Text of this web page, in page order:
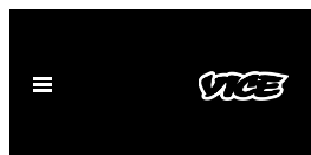
content
Open